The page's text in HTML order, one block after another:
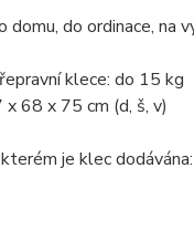
domu, do ordinace, na
klece: do 15 kg
68 x 75 cm (d, š, v)
je klec